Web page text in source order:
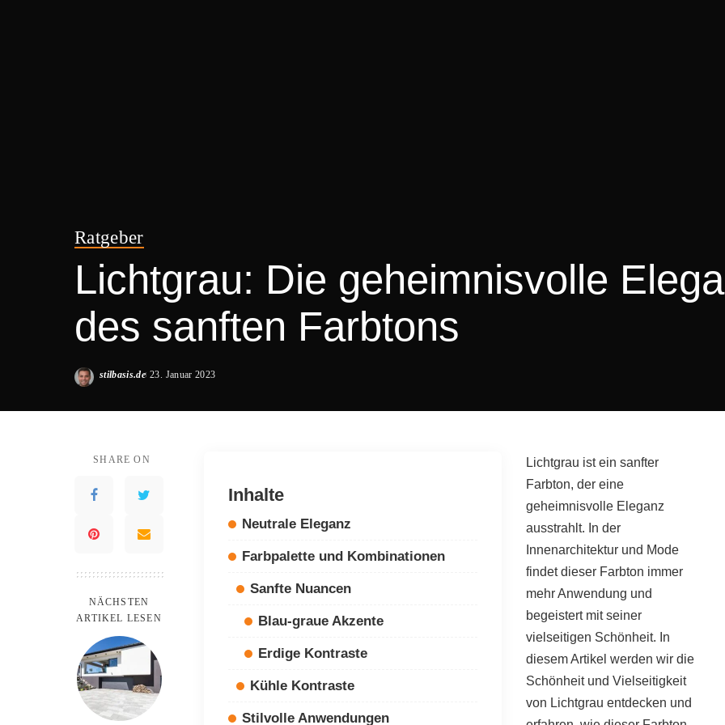
Ratgeber
Lichtgrau: Die geheimnisvolle
des sanften Farbtons
Posted
stilbasis.de 23. Januar 2023
SHARE ON
NÄCHSTEN
ARTIKEL LESEN
Inhalte
Neutrale Eleganz
Farbpalette und Kombinationen
Sanfte Nuancen
Blau-graue Akzente
Erdige Kontraste
Kühle Kontraste
Stilvolle Anwendungen
Lichtgrau ist ein sanfter
Farbton, der eine
geheimnisvolle Eleganz
ausstrahlt. In der
Innenarchitektur und Mode
findet dieser Farbton immer
mehr Anwendung und
begeistert mit seiner
vielseitigen Schönheit. In
diesem Artikel werden wir die
Schönheit und Vielseitigkeit
von Lichtgrau entdecken und